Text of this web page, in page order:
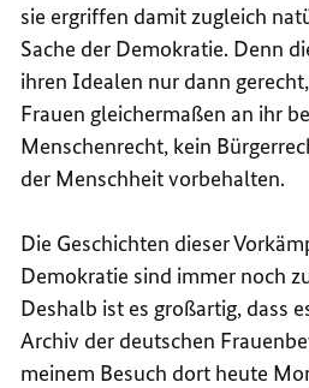
sie ergriffen damit zugleich
Sache der Demokratie. Denn
ihren Idealen nur dann
Frauen gleichermaßen an ihr
Menschenrecht, kein
der Menschheit vorbehalten.
Die Geschichten dieser
Demokratie sind immer noch
Deshalb ist es großartig, dass
Archiv der deutschen
meinem Besuch dort heute